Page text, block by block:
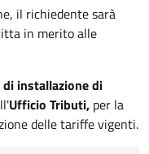
il richiedente sarà
in merito alle
di installazione di
Ufficio Tributi, per la
delle tariffe vigenti.